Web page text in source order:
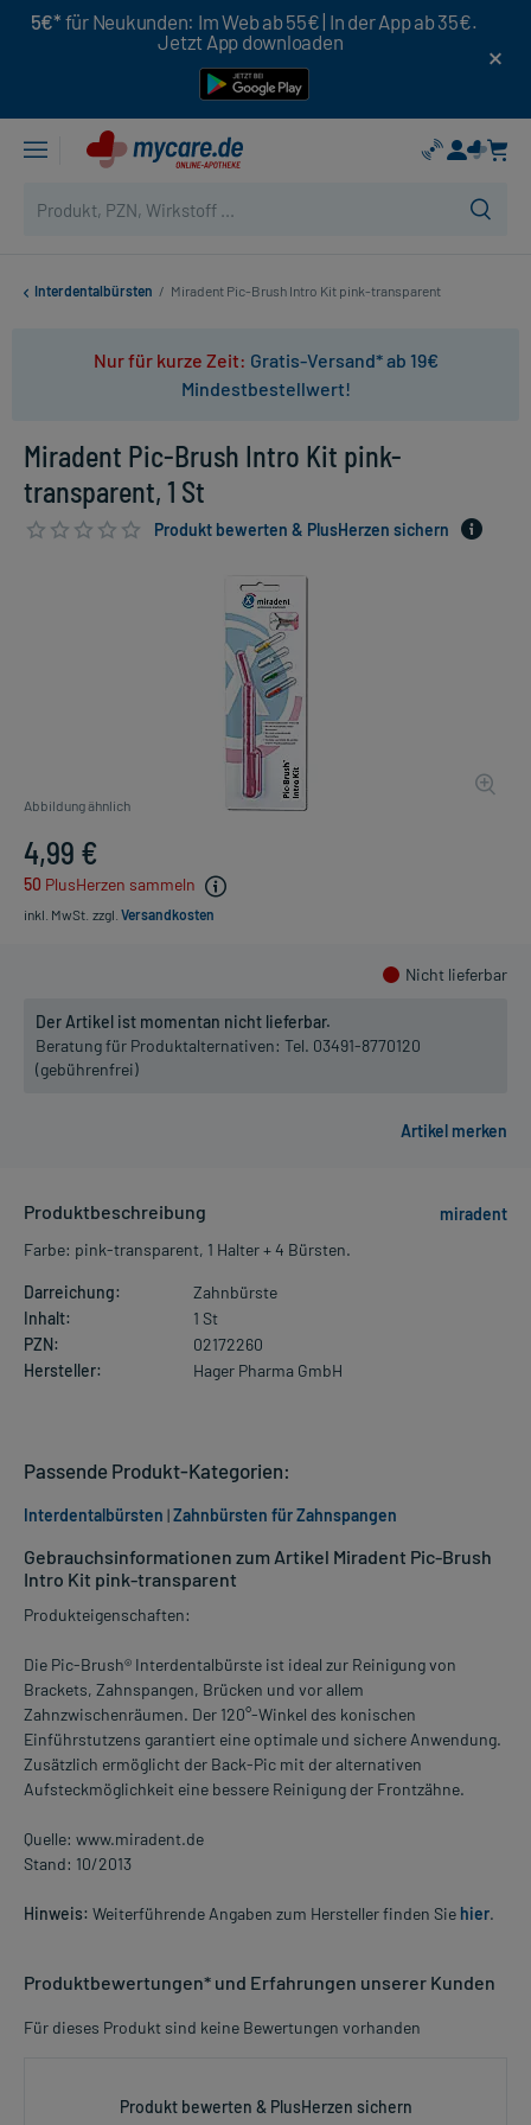
5€* für Neukunden: Im Web ab 55€ | In der App ab 35€.
Jetzt App downloaden
Interdentalbürsten / Miradent Pic-Brush Intro Kit pink-transparent
Nur für kurze Zeit: Gratis-Versand* ab 19€
Mindestbestellwert!
Miradent Pic-Brush Intro Kit pink-
transparent, 1 St
Produkt bewerten & PlusHerzen sichern
Abbildung ähnlich
4,99 €
50 PlusHerzen sammeln
inkl. MwSt. zzgl. Versandkosten
Nicht lieferbar
Der Artikel ist momentan nicht lieferbar.
Beratung für Produktalternativen: Tel. 03491-8770120
(gebührenfrei)
Produktbeschreibung
miradent
Farbe: pink-transparent, 1 Halter + 4 Bürsten.
Darreichung:
Zahnbürste
Inhalt:
1 St
PZN:
02172260
Hersteller:
Hager Pharma GmbH
Gebrauchsinformationen zum Artikel Miradent Pic-Brush
Intro Kit pink-transparent
Produkteigenschaften:
Die Pic-Brush® Interdentalbürste ist ideal zur Reinigung von
Brackets, Zahnspangen, Brücken und vor allem
Zahnzwischenräumen. Der 120°-Winkel des konischen
Einführstutzens garantiert eine optimale und sichere Anwendung.
Zusätzlich ermöglicht der Back-Pic mit der alternativen
Aufsteckmöglichkeit eine bessere Reinigung der Frontzähne.
Quelle: www.miradent.de
Stand: 10/2013
Hinweis: Weiterführende Angaben zum Hersteller finden Sie hier.
Produktbewertungen* und Erfahrungen unserer Kunden
Für dieses Produkt sind keine Bewertungen vorhanden
Produkt bewerten & PlusHerzen sichern
Passende Produkt-Kategorien:
Interdentalbürsten |Zahnbürsten für Zahnspangen